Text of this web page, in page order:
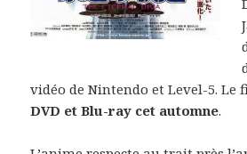
vidéo de Nintendo et Level-5. Le
DVD et Blu-ray cet automne.